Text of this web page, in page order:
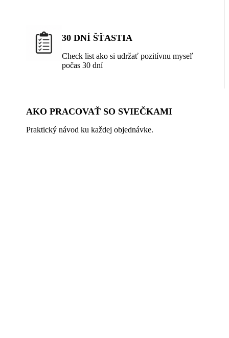
30 DNÍ ŠŤASTIA
Check list ako si udržať pozitívnu myseľ
počas 30 dní
AKO PRACOVAŤ SO SVIEČKAMI
Praktický návod ku každej objednávke.